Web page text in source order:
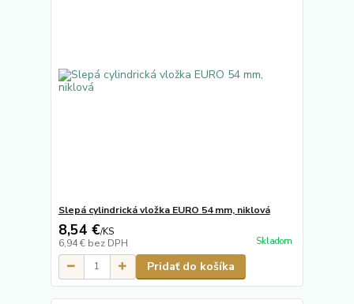
Slepá cylindrická vložka EURO 54 mm, niklová
8,54 €/KS
6,94 € bez DPH Skladom
Pridať do košíka